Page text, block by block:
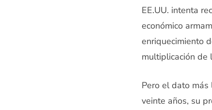
EE.UU. intenta
económico
enriquecimiento
multiplicación de
Pero el dato
veinte años, su